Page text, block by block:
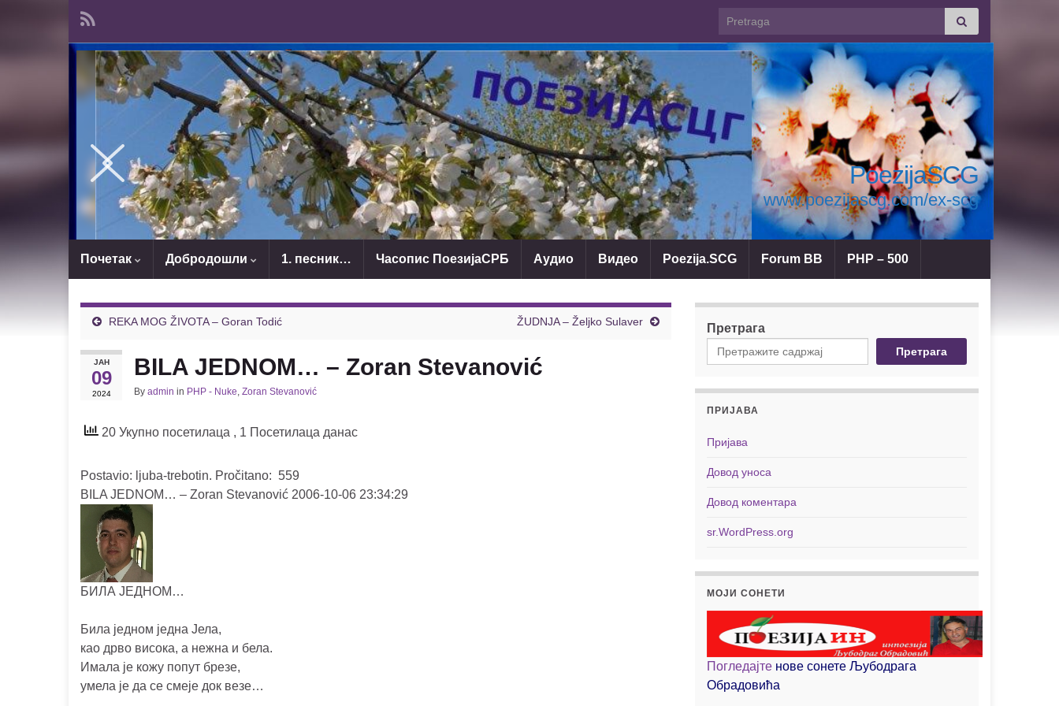
Search for:
PoezijaSCG
www.poezijascg.com/ex-scg
Почетак Добродошли 1. песник… Часопис ПоезијаСРБ Аудио Видео Poezija.SCG Forum BB PHP – 500
REKA MOG ŽIVOTA – Goran Todić ŽUDNJA – Željko Sulaver
ЈАН
09
2024
BILA JEDNOM… – Zoran Stevanović
By admin in PHP - Nuke, Zoran Stevanović
20 Укупно посетилаца , 1 Посетилаца данас
Postavio: ljuba-trebotin. Pročitano: 559
BILA JEDNOM… – Zoran Stevanović 2006-10-06 23:34:29
БИЛА ЈЕДНОМ…
Била једном једна Јела,
као дрво висока, а нежна и бела.
Имала је кожу попут брезе,
умела је да се смеје док везе…
Претрага
Претрага
ПРИЈАВА
Пријава
Довод уноса
Довод коментара
sr.WordPress.org
МОЈИ СОНЕТИ
Погледајте нове сонете Љубодрага
Обрадовића